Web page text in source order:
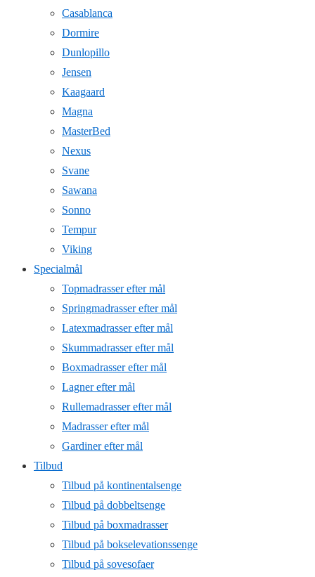
Casablanca
Dormire
Dunlopillo
Jensen
Kaagaard
Magna
MasterBed
Nexus
Svane
Sawana
Sonno
Tempur
Viking
Specialmål
Topmadrasser efter mål
Springmadrasser efter mål
Latexmadrasser efter mål
Skummadrasser efter mål
Boxmadrasser efter mål
Lagner efter mål
Rullemadrasser efter mål
Madrasser efter mål
Gardiner efter mål
Tilbud
Tilbud på kontinentalsenge
Tilbud på dobbeltsenge
Tilbud på boxmadrasser
Tilbud på bokselevationssenge
Tilbud på sovesofaer